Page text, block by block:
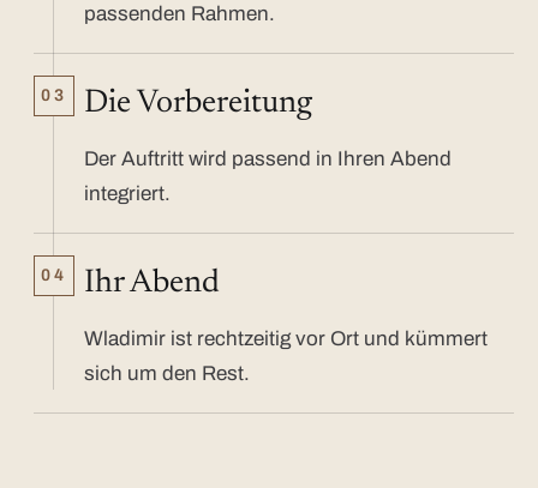
passenden Rahmen.
03 Die Vorbereitung
Der Auftritt wird passend in Ihren Abend
integriert.
04 Ihr Abend
Wladimir ist rechtzeitig vor Ort und kümmert
sich um den Rest.